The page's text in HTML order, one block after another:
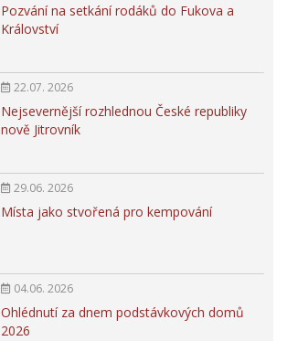
Pozvání na setkání rodáků do Fukova a
Království
22.07. 2026
Nejsevernější rozhlednou České republiky
nově Jitrovník
29.06. 2026
Místa jako stvořená pro kempování
04.06. 2026
Ohlédnutí za dnem podstávkových domů
2026